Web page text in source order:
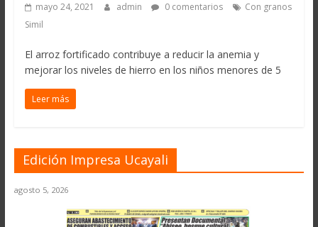
mayo 24, 2021 admin 0 comentarios
Con granos
Simil
El arroz fortificado contribuye a reducir la anemia y
mejorar los niveles de hierro en los niños menores de 5
Leer más
Edición Impresa Ucayali
agosto 5, 2026